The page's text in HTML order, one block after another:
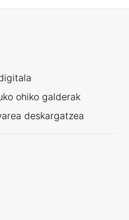
ohiko galderak
deskargatzea